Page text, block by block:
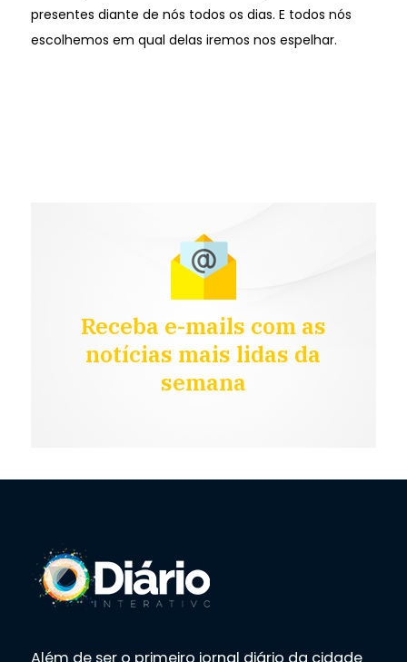
presentes diante de nós todos os dias. E todos nós
escolhemos em qual delas iremos nos espelhar.
Receba e-mails com as
notícias mais lidas da
semana
Além de ser o primeiro jornal diário da cidade